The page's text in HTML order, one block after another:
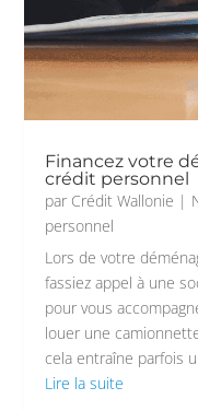
Financez votre
crédit personnel
par Crédit Wallonie |
personnel
Lors de votre
fassiez appel à une
pour vous
louer une
cela entraîne parfois
Lire la suite